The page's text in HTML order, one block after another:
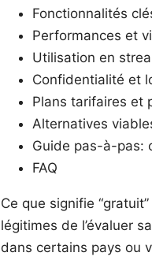
Fonctionnalités
Performances et
Utilisation en
Confidentialité et
Plans tarifaires et
Alternatives
Guide pas-à-pas:
FAQ
Ce que signifie
légitimes de l’évaluer
dans certains pays ou